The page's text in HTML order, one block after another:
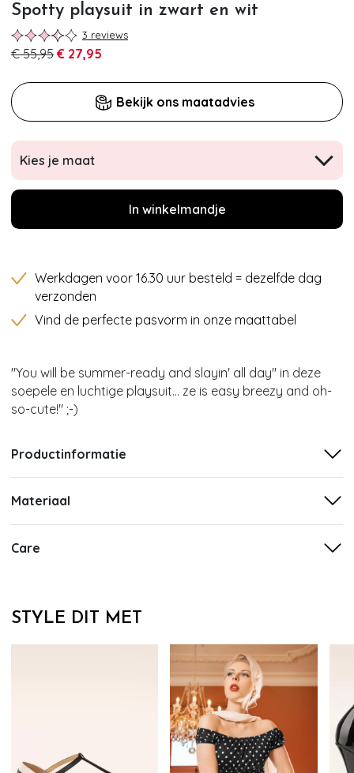
Spotty playsuit in zwart en wit
3 reviews
€ 55,95 € 27,95
Bekijk ons maatadvies
Kies je maat
In winkelmandje
Werkdagen voor 16.30 uur besteld = dezelfde dag
verzonden
Vind de perfecte pasvorm in onze maattabel
"You will be summer-ready and slayin' all day" in deze
soepele en luchtige playsuit... ze is easy breezy and oh-
so-cute!" ;-)
Productinformatie
Materiaal
Care
STYLE DIT MET